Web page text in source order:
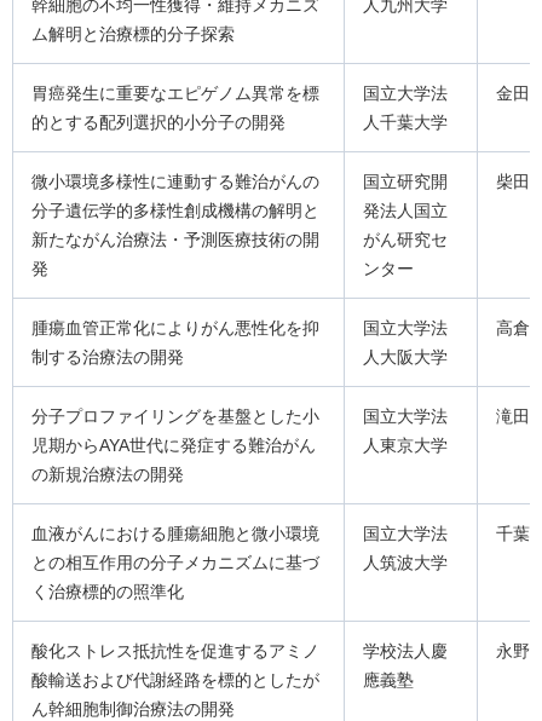
幹細胞の不均一性獲得・維持メカニズ
ム解明と治療標的分子探索
人九州大学
胃癌発生に重要なエピゲノム異常を標
的とする配列選択的小分子の開発
国立大学法
人千葉大学
金田
微小環境多様性に連動する難治がんの
分子遺伝学的多様性創成機構の解明と
新たながん治療法・予測医療技術の開
発
国立研究開
発法人国立
がん研究セ
ンター
柴田
腫瘍血管正常化によりがん悪性化を抑
制する治療法の開発
国立大学法
人大阪大学
高倉
分子プロファイリングを基盤とした小
児期からAYA世代に発症する難治がん
の新規治療法の開発
国立大学法
人東京大学
滝田
血液がんにおける腫瘍細胞と微小環境
との相互作用の分子メカニズムに基づ
く治療標的の照準化
国立大学法
人筑波大学
千葉
酸化ストレス抵抗性を促進するアミノ
酸輸送および代謝経路を標的としたが
ん幹細胞制御治療法の開発
学校法人慶
應義塾
永野